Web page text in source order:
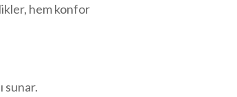
hem konfor
sunar.